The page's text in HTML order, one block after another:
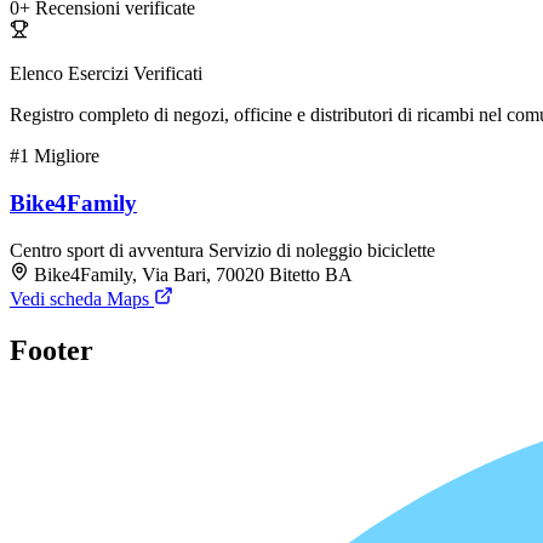
0+ Recensioni verificate
Elenco Esercizi Verificati
Registro completo di negozi, officine e distributori di ricambi nel
#1 Migliore
Bike4Family
Centro sport di avventura Servizio di noleggio biciclette
Bike4Family, Via Bari, 70020 Bitetto BA
Vedi scheda Maps
Footer